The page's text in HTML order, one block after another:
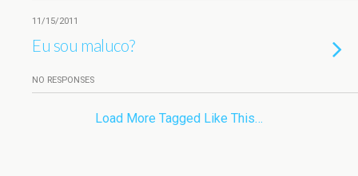
11/15/2011
Eu sou maluco?
NO RESPONSES
Load More Tagged Like This…